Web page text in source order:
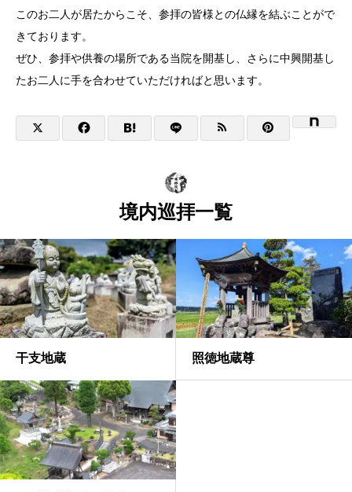
このお二人が居たからこそ、参拝の皆様との仏縁を結ぶことがで
きております。
ぜひ、参拝や供養の場所である当院を開基し、さらに中興開基し
たお二人に手を合わせていただければと思います。
境内巡拝一覧
干支地蔵 照徳地蔵尊